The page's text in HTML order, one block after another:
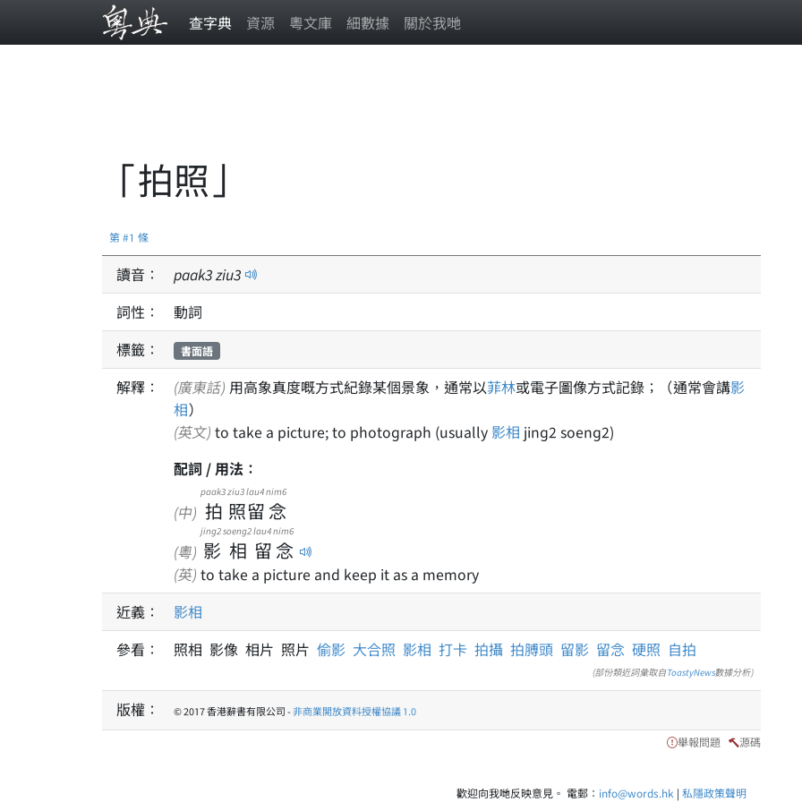
查字典 資源 粵文庫 細數據 關於我哋
「拍照」
第 #1 條
讀音： paak3ziu3
詞性：
動詞
標籤：
書面語
解釋： (廣東話) 用高象真度嘅方式紀錄某個景象，通常以菲林或電子圖像方式記錄；（通常會講影
相）
(英文) to take a picture; to photograph (usually 影相 jing2 soeng2)
配詞 / 用法：
(中) 拍
paak3
照
ziu3
留
lau4
念
nim6
(粵) 影
jing2
相
soeng2
留
lau4
念
nim6
(英) to take a picture and keep it as a memory
近義：
影相
參看：
照相 影像 相片 照片 偷影 大合照 影相 打卡 拍攝 拍膊頭 留影 留念 硬照 自拍
(部份類近詞彙取自ToastyNews數據分析)
版權： © 2017 香港辭書有限公司 -非商業開放資料授權協議 1.0
舉報問題 源碼
歡迎向我哋反映意見。 電郵： info@words.hk | 私隱政策聲明